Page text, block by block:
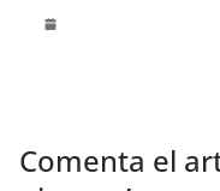
Comenta el